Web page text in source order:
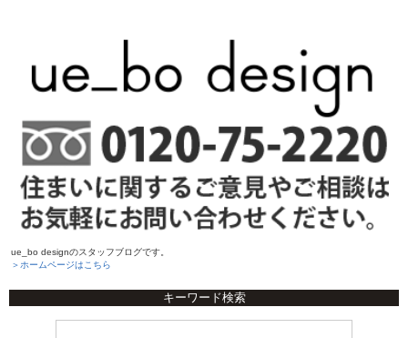
ue_bo designのスタッフブログです。
＞ホームページはこちら
キーワード検索